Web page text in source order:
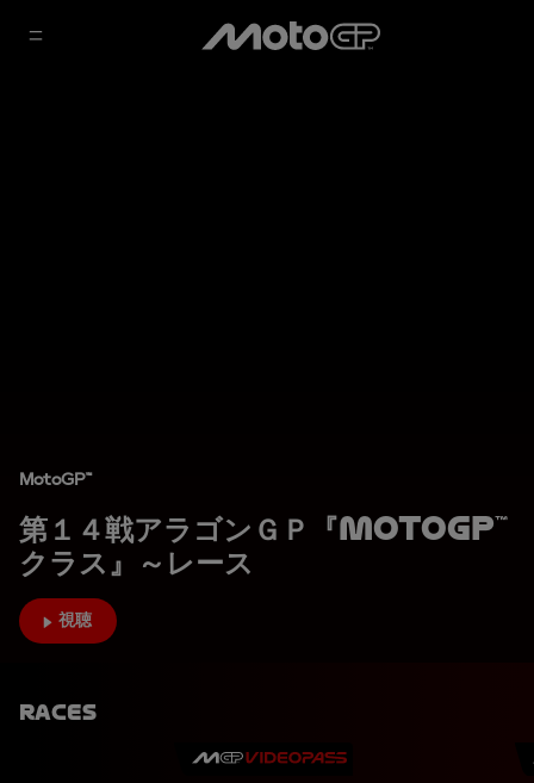
MotoGP™
第１４戦アラゴンＧＰ『MotoGP™
クラス』～レース
視聴
Races